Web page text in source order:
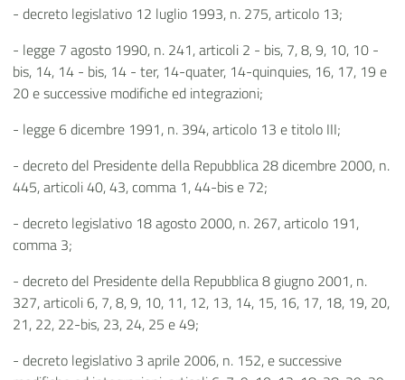
- decreto legislativo 12 luglio 1993, n. 275, articolo 13;
- legge 7 agosto 1990, n. 241, articoli 2 - bis, 7, 8, 9, 10, 10 -
bis, 14, 14 - bis, 14 - ter, 14-quater, 14-quinquies, 16, 17, 19 e
20 e successive modifiche ed integrazioni;
- legge 6 dicembre 1991, n. 394, articolo 13 e titolo III;
- decreto del Presidente della Repubblica 28 dicembre 2000, n.
445, articoli 40, 43, comma 1, 44-bis e 72;
- decreto legislativo 18 agosto 2000, n. 267, articolo 191,
comma 3;
- decreto del Presidente della Repubblica 8 giugno 2001, n.
327, articoli 6, 7, 8, 9, 10, 11, 12, 13, 14, 15, 16, 17, 18, 19, 20,
21, 22, 22-bis, 23, 24, 25 e 49;
- decreto legislativo 3 aprile 2006, n. 152, e successive